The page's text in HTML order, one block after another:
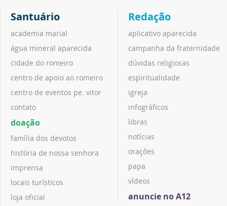
Santuário
academia marial
água mineral aparecida
cidade do romeiro
centro de apoio ao romeiro
centro de eventos pe. vitor
contato
doação
família dos devotos
história de nossa senhora
imprensa
locais turísticos
loja oficial
Redação
aplicativo aparecida
campanha da fraternidade
dúvidas religiosas
espiritualidade
igreja
infográficos
libras
notícias
orações
papa
vídeos
anuncie no A12